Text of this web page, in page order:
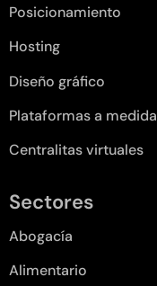
Posicionamiento
Hosting
Diseño gráfico
Plataformas a medida
Centralitas virtuales
Sectores
Abogacía
Alimentario